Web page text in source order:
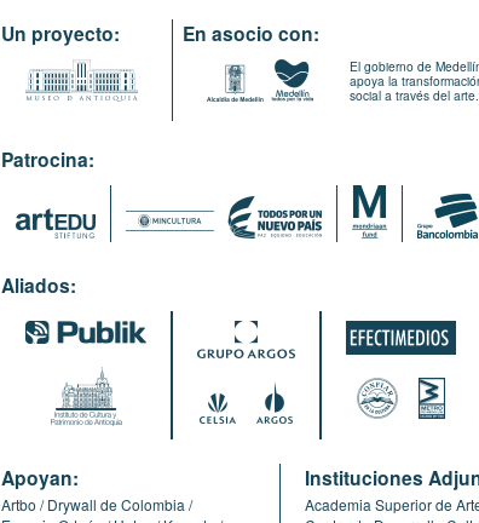
Un proyecto: En asocio con:
El gobierno de
apoya la
social a través del arte.
Patrocina:
Aliados:
Apoyan:
Artbo
Drywall de Colombia
Instituciones
Academia Superior de